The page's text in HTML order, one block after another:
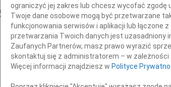
Zmarł
Piotr Grudzień
ograniczyć jej zakres lub chcesz wycofać zgodę
Twoje dane osobowe mogą być przetwarzane
funkcjonowania serwisów i aplikacji lub łączone
przetwarzania Twoich danych jest uzasadniony
Zaufanych Partnerów, masz prawo wyrazić
skontaktuj się z administratorem – w zależności
Więcej informacji znajdziesz w Polityce